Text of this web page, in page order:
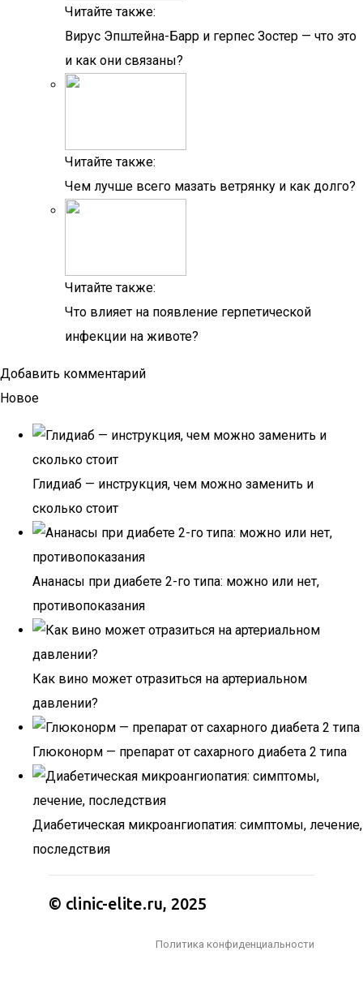
Читайте также:
Вирус Эпштейна-Барр и герпес Зостер — что это
и как они связаны?
Читайте также:
Чем лучше всего мазать ветрянку и как долго?
Читайте также:
Что влияет на появление герпетической
инфекции на животе?
Добавить комментарий
Новое
Глидиаб — инструкция, чем можно заменить и
сколько стоит
Ананасы при диабете 2-го типа: можно или нет,
противопоказания
Как вино может отразиться на артериальном
давлении?
Глюконорм — препарат от сахарного диабета 2 типа
Диабетическая микроангиопатия: симптомы, лечение,
последствия
© clinic-elite.ru, 2025
Политика конфиденциальности